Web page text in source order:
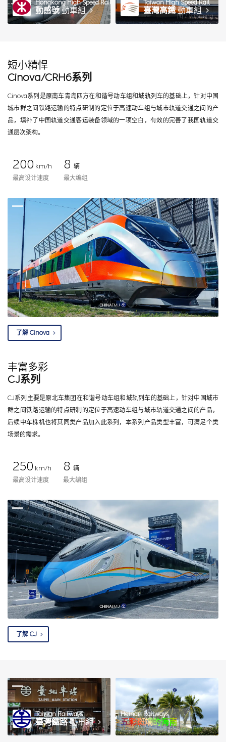
Hongkong High Speed Rail
動感號動車組
图 / wmteng
Taiwan High Speed Rail
臺灣高鐵動車組
短小精悍
Cinova/CRH6系列
Cinova系列是原南车青岛四方在和谐号动车组和城轨列车的基础上，针对中国
城市群之间铁路运输的特点研制的定位于高速动车组与城市轨道交通之间的产
品，填补了中国轨道交通客运装备领域的一项空白，有效的完善了我国轨道交
通层次架构。
200 km/h
最高设计速度
8 辆
最大编组
了解 Cinova
丰富多彩
CJ系列
CJ系列主要是原北车集团在和谐号动车组和城轨列车的基础上，针对中国城市
群之间铁路运输的特点研制的定位于高速动车组与城市轨道交通之间的产品，
后续中车株机也将其同类产品加入此系列，本系列产品类型丰富，可满足个类
场景的需求。
250 km/h
最高设计速度
8 辆
最大编组
了解 CJ
Taiwan Railways
臺灣鐵路動車組
图 / wmteng
Hainan Railways
五彩斑斓的海南